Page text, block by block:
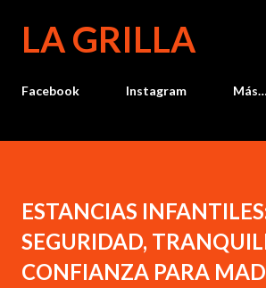
LA GRILLA
Facebook Instagram Más…
ESTANCIAS
SEGURIDAD,
CONFIANZA PARA